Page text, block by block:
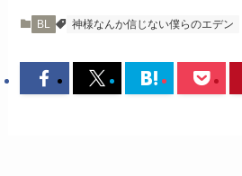
BL 神様なんか信じない僕らのエデン